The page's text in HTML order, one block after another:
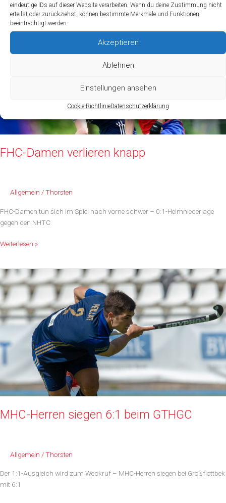
eindeutige IDs auf dieser Website verarbeiten. Wenn du deine Zustimmung nicht
erteilst oder zurückziehst, können bestimmte Merkmale und Funktionen
beeinträchtigt werden.
Akzeptieren
Ablehnen
Einstellungen ansehen
Cookie-RichtlinieDatenschutzerklärung
4:0-Heimsieg im Nacholspiel gegen Mainz
FHC-
Weiterlesen »
FHC-Damen verlieren knapp
Allgemein /Thorsten
FHC-Damen tun sich im Spiel nach vorne schwer – 0:1-Heimniederlage
gegen den NHTC
FHC-
knapp
Weiterlesen »
MHC-Herren siegen 6:1 beim GTHGC
Allgemein /Thorsten
Der 1:1-Ausgleich wird zum Weckruf – MHC-Herren siegen bei Großflottbek
mit 6:1